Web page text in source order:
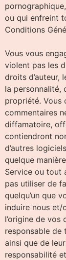
ou qui enfreint
Conditions
Vous vous
violent pas les
droits d’auteur,
la personnalité,
propriété. Vous
commentaires
diffamatoire,
contiendront
d’autres
quelque
Service ou tout
pas utiliser de
quelqu’un que
induire nous et/
l’origine de vos
responsable de
ainsi que de
responsabilité